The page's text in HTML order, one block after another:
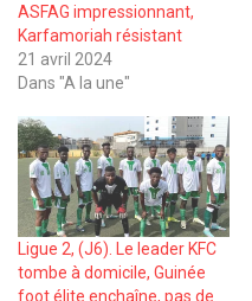
ASFAG impressionnant,
Karfamoriah résistant
21 avril 2024
Dans "A la une"
Ligue 2, (J6). Le leader KFC
tombe à domicile, Guinée
foot élite enchaîne, pas de